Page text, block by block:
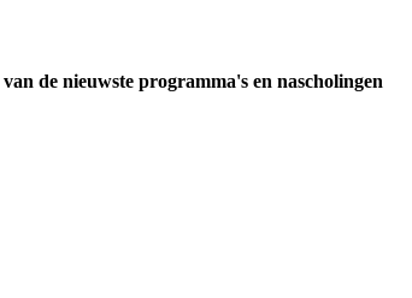
de nieuwste programma's en nascholingen